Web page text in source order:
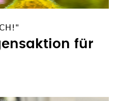
für